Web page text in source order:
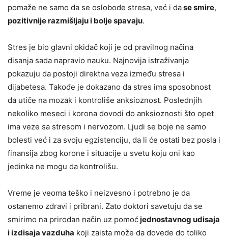
pomaže ne samo da se oslobode stresa, već i dase smire,
pozitivnije razmišljaju i bolje spavaju.
Stres je bio glavni okidač koji je od pravilnog načina
disanja sada napravio nauku. Najnovija istraživanja
pokazuju da postoji direktna veza između stresa i
dijabetesa. Takođe je dokazano da stres ima sposobnost
da utiče na mozak i kontroliše anksioznost. Poslednjih
nekoliko meseci i korona dovodi do anksioznosti što opet
ima veze sa stresom i nervozom. Ljudi se boje ne samo
bolesti već i za svoju egzistenciju, da li će ostati bez posla i
finansija zbog korone i situacije u svetu koju oni kao
jedinka ne mogu da kontrolišu.
Vreme je veoma teško i neizvesno i potrebno je da
ostanemo zdravi i pribrani. Zato doktori savetuju da se
smirimo na prirodan način uz pomoćjednostavnog udisaja
i izdisaja vazduha koji zaista može da dovede do toliko